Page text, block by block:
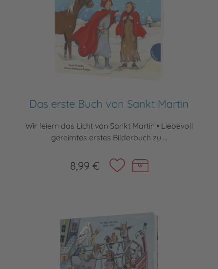
Das erste Buch von Sankt Martin
Wir feiern das Licht von Sankt Martin • Liebevoll
gereimtes erstes Bilderbuch zu ...
8,99 €